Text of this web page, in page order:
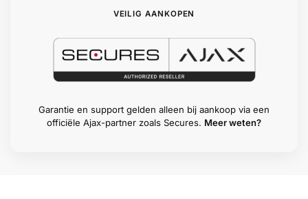
VEILIG AANKOPEN
Garantie en support gelden alleen bij aankoop via een
officiële Ajax-partner zoals Secures. Meer weten?